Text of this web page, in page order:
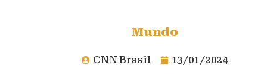
Mundo
CNN Brasil 13/01/2024